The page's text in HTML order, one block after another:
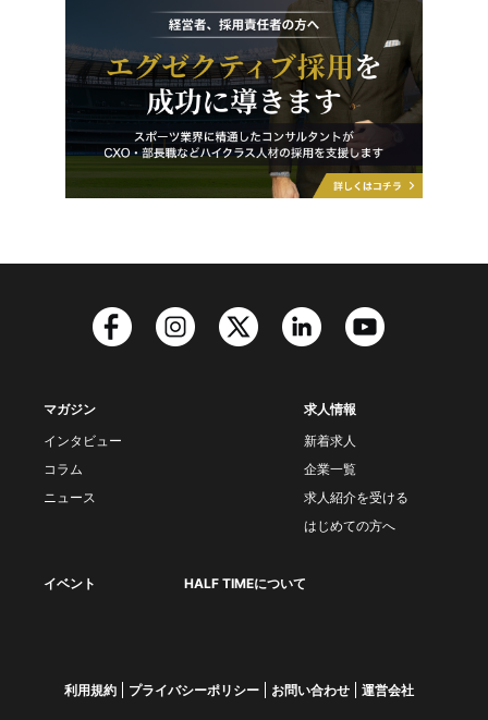
マガジン
インタビュー
コラム
ニュース
求人情報
新着求人
企業一覧
求人紹介を受ける
はじめての方へ
イベント HALF TIMEについて
利用規約 プライバシーポリシー お問い合わせ 運営会社